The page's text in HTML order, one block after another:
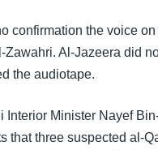
confirmation the voice
Zawahri. Al-Jazeera did
the audiotape.
Interior Minister Nayef
that three suspected al-